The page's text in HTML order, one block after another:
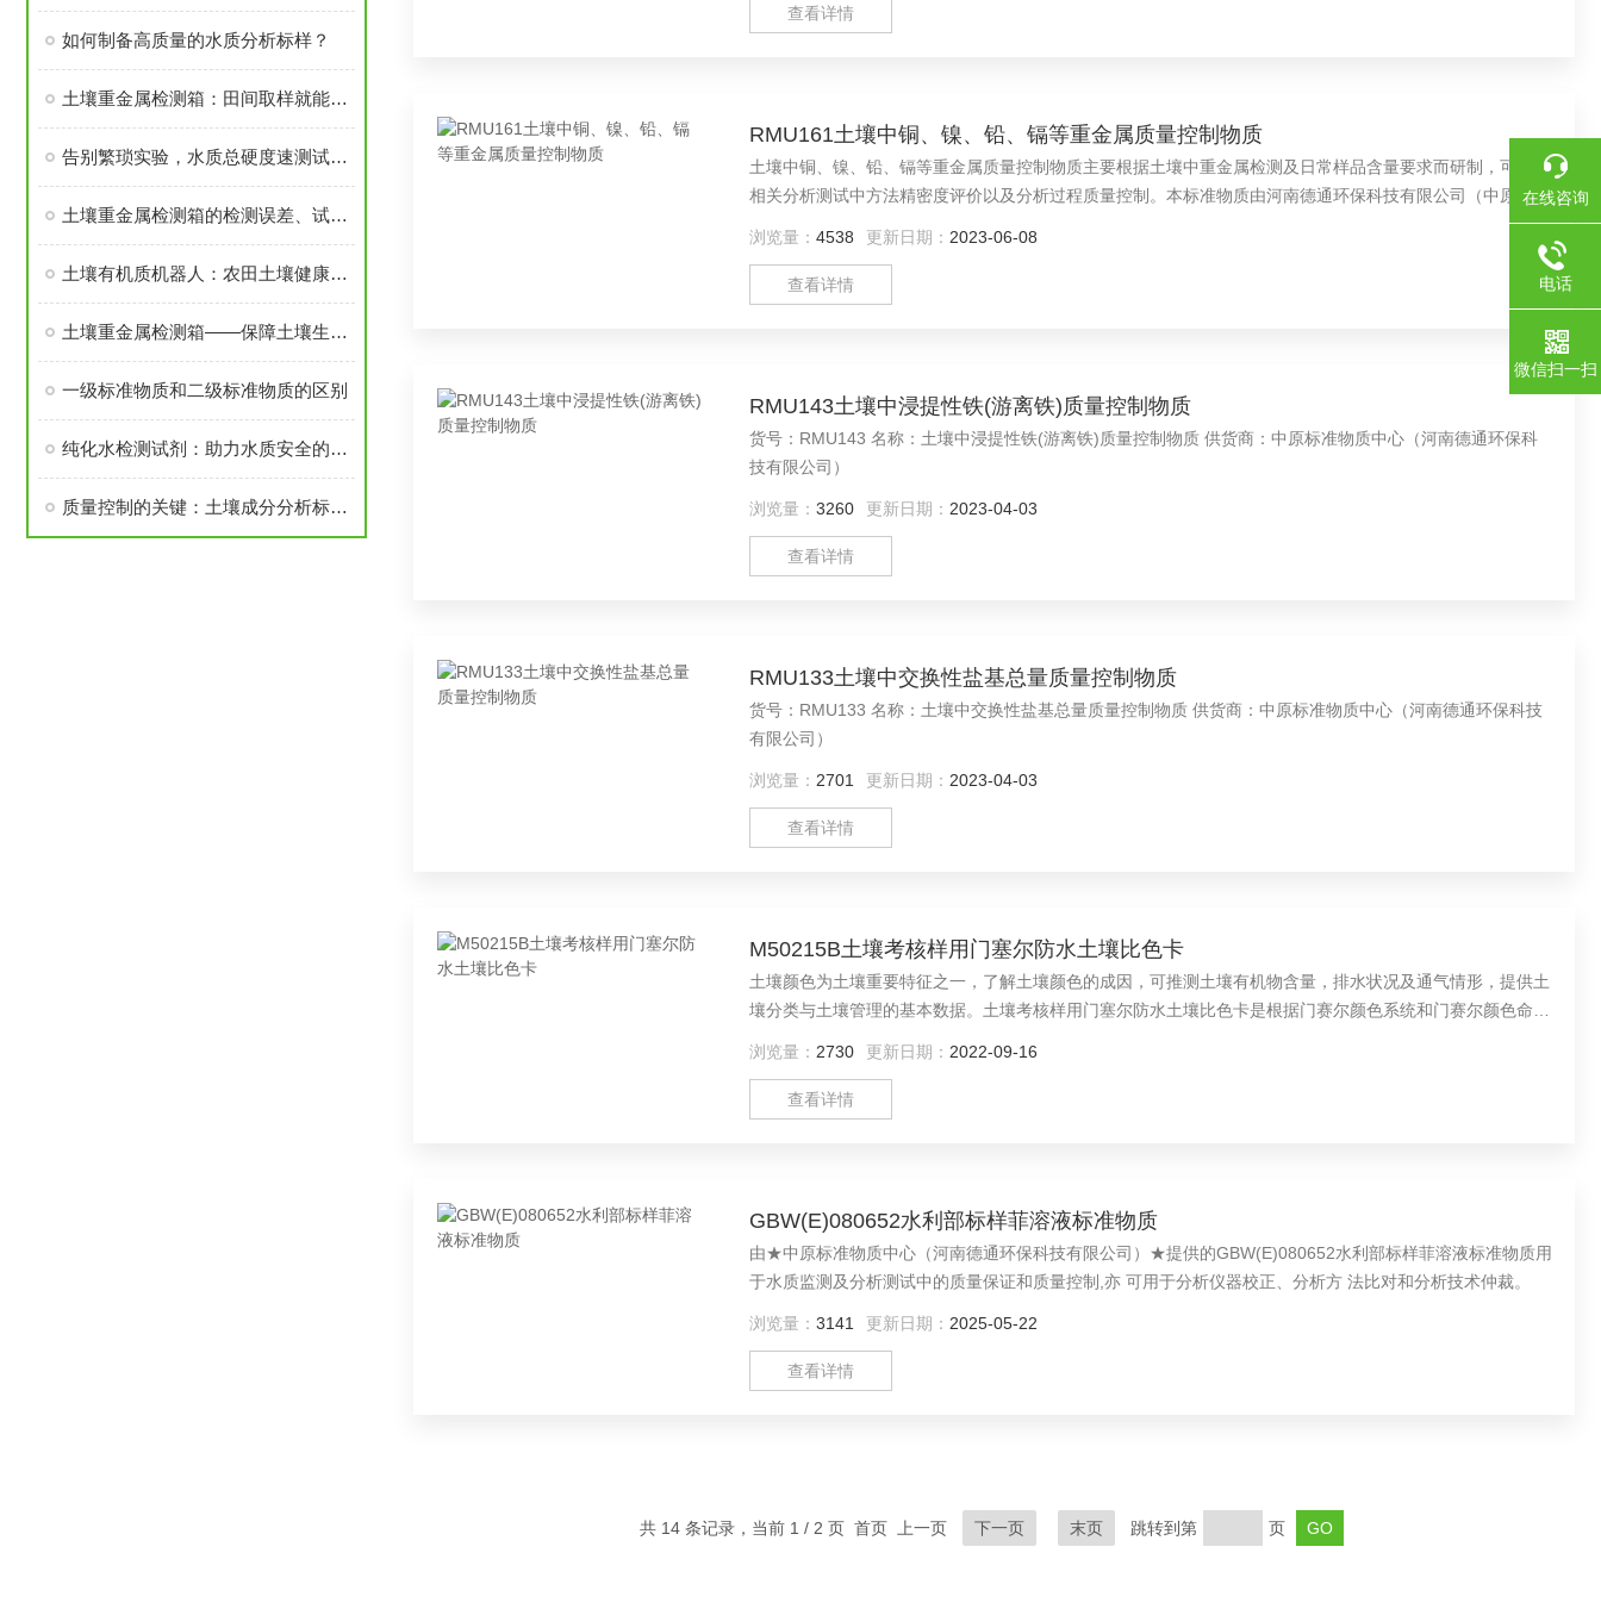
如何制备高质量的水质分析标样？
土壤重金属检测箱：田间取样就能测，铅汞镉含量当场知
告别繁琐实验，水质总硬度速测试剂盒让检测变得简单快捷
土壤重金属检测箱的检测误差、试剂变质与设备故障解决方案
土壤有机质机器人：农田土壤健康的守护者
土壤重金属检测箱——保障土壤生态环境的利器
一级标准物质和二级标准物质的区别
纯化水检测试剂：助力水质安全的关键角色
质量控制的关键：土壤成分分析标准物质的选择与验证
查看详情
RMU161土壤中铜、镍、铅、镉等重金属质量控制物质
土壤中铜、镍、铅、镉等重金属质量控制物质主要根据土壤中重金属检测及日常样品含量要求而研制，可作为
相关分析测试中方法精密度评价以及分析过程质量控制。本标准物质由河南德通环保科技有限公司（中原标准
浏览量： 4538 更新日期： 2023-06-08
查看详情
RMU143土壤中浸提性铁(游离铁)质量控制物质
货号：RMU143 名称：土壤中浸提性铁(游离铁)质量控制物质 供货商：中原标准物质中心（河南德通环保科
技有限公司）
浏览量： 3260 更新日期： 2023-04-03
查看详情
RMU133土壤中交换性盐基总量质量控制物质
货号：RMU133 名称：土壤中交换性盐基总量质量控制物质 供货商：中原标准物质中心（河南德通环保科技
有限公司）
浏览量： 2701 更新日期： 2023-04-03
查看详情
M50215B土壤考核样用门塞尔防水土壤比色卡
土壤颜色为土壤重要特征之一，了解土壤颜色的成因，可推测土壤有机物含量，排水状况及通气情形，提供土
壤分类与土壤管理的基本数据。土壤考核样用门塞尔防水土壤比色卡是根据门赛尔颜色系统和门赛尔颜色命名
浏览量： 2730 更新日期： 2022-09-16
查看详情
GBW(E)080652水利部标样菲溶液标准物质
由★中原标准物质中心（河南德通环保科技有限公司）★提供的GBW(E)080652水利部标样菲溶液标准物质用
于水质监测及分析测试中的质量保证和质量控制,亦 可用于分析仪器校正、分析方 法比对和分析技术仲裁。
浏览量： 3141 更新日期： 2025-05-22
查看详情
共 14 条记录，当前 1 / 2 页 首页 上一页 下一页 末页 跳转到第 页
在线咨询
电话
微信扫一扫